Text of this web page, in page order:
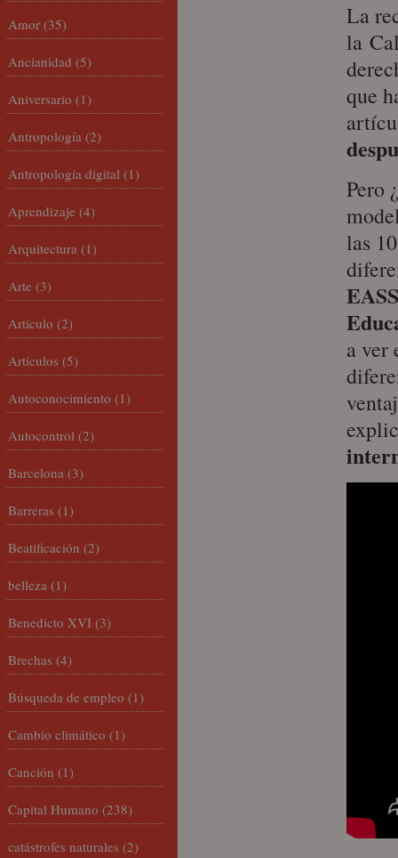
La
la
que
Pero
las
a ver
Amor (35)
Ancianidad (5)
Aniversario (1)
Antropología (2)
Antropología digital (1)
Aprendizaje (4)
Arquitectura (1)
Arte (3)
Artículo (2)
Artículos (5)
Autoconocimiento (1)
Autocontrol (2)
Barcelona (3)
Barreras (1)
Beatificación (2)
belleza (1)
Benedicto XVI (3)
Brechas (4)
Búsqueda de empleo (1)
Cambio climático (1)
Canción (1)
Capital Humano (238)
catástrofes naturales (2)